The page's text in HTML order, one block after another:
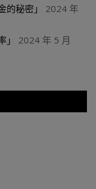
的秘密」
2024 年
2024 年 5 月